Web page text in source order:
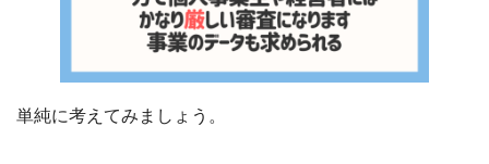
単純に考えてみましょう。